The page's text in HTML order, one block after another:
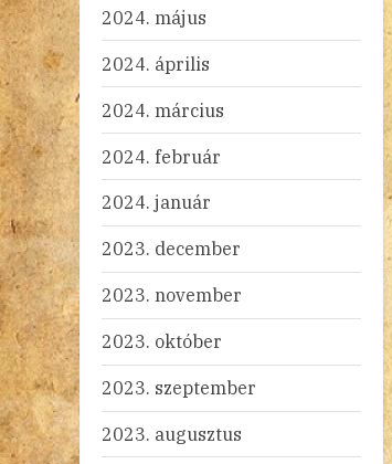
2024. május
2024. április
2024. március
2024. február
2024. január
2023. december
2023. november
2023. október
2023. szeptember
2023. augusztus